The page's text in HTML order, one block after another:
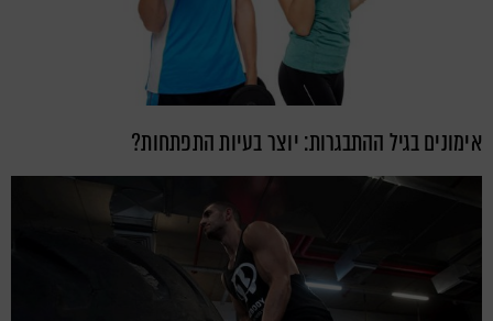
אימונים בגיל ההתבגרות: יוצר בעיות התפתחות?